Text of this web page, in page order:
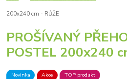
200x240 cm - RŮŽE
PROŠÍVANÝ
POSTEL 200x240
Novinka Akce TOP produkt